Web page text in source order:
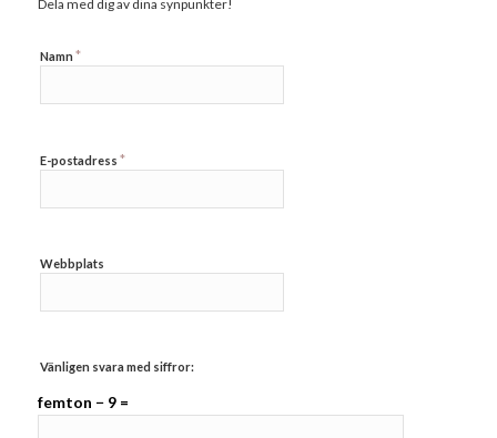
Dela med dig av dina synpunkter!
Namn *
E-postadress *
Webbplats
Vänligen svara med siffror:
femton − 9 =